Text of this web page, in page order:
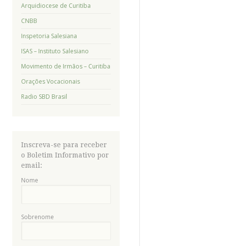
Arquidiocese de Curitiba
CNBB
Inspetoria Salesiana
ISAS – Instituto Salesiano
Movimento de Irmãos – Curitiba
Orações Vocacionais
Radio SBD Brasil
Inscreva-se para receber
o Boletim Informativo por
email:
Nome
Sobrenome